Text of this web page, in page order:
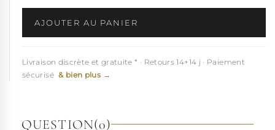
Explorez ce produit à 360° pour mieux l'apprécier sous tous les
AJOUTER AU PANIER
Livraison discrète et gratuite * · Retours 14+14 j · Paiement
sécurisé & bien plus →
QUESTION(0)